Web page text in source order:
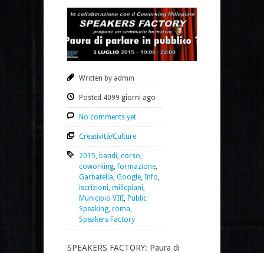
Written by admin
Posted 4099 giorni ago
No comments yet
Creatività/Culture
2015, bandi, corso,
coworking,formazione,
Garbatella, Google, Info,
iscrizioni, millepiani,
Municipio VIII, Public
Speaking, roma,
Speakers Factory
SPEAKERS FACTORY: Paura di